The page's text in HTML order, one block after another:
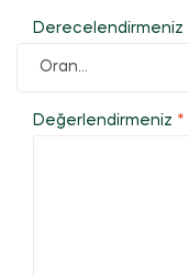
Derecelendirmeniz
Değerlendirmeniz *